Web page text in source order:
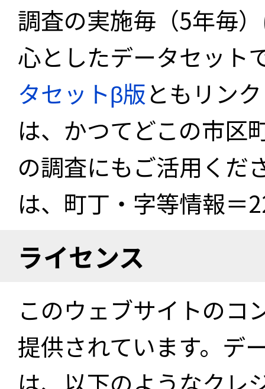
調査の実施毎（5年毎
心としたデータセット
タセットβ版ともリン
は、かつてどこの市区
の調査にもご活用くだ
は、町丁・字等情報＝
ライセンス
このウェブサイトのコ
提供されています。デ